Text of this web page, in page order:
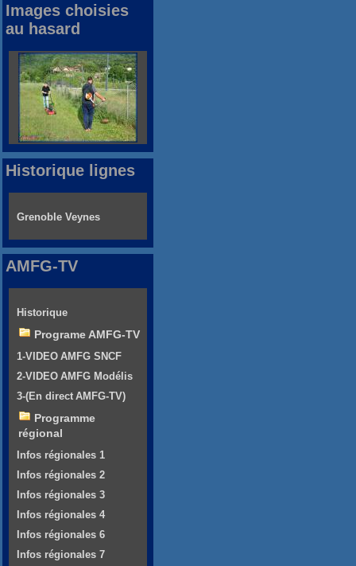
Images choisies
au hasard
Historique lignes
Grenoble Veynes
AMFG-TV
Historique
Programe AMFG-TV
1-VIDEO AMFG SNCF
2-VIDEO AMFG Modélis
3-(En direct AMFG-TV)
Programme
régional
Infos régionales 1
Infos régionales 2
Infos régionales 3
Infos régionales 4
Infos régionales 6
Infos régionales 7